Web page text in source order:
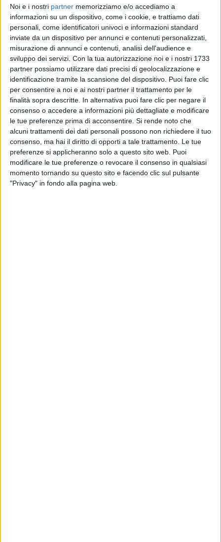
Noi e i nostri partner memorizziamo e/o accediamo a
informazioni su un dispositivo, come i cookie, e trattiamo dati
personali, come identificatori univoci e informazioni standard
inviate da un dispositivo per annunci e contenuti personalizzati,
misurazione di annunci e contenuti, analisi dell'audience e
sviluppo dei servizi. Con la tua autorizzazione noi e i nostri 1733
partner possiamo utilizzare dati precisi di geolocalizzazione e
identificazione tramite la scansione del dispositivo. Puoi fare clic
per consentire a noi e ai nostri partner il trattamento per le
finalità sopra descritte. In alternativa puoi fare clic per negare il
consenso o accedere a informazioni più dettagliate e modificare
le tue preferenze prima di acconsentire. Si rende noto che
alcuni trattamenti dei dati personali possono non richiedere il tuo
consenso, ma hai il diritto di opporti a tale trattamento. Le tue
preferenze si applicheranno solo a questo sito web. Puoi
modificare le tue preferenze o revocare il consenso in qualsiasi
momento tornando su questo sito e facendo clic sul pulsante
"Privacy" in fondo alla pagina web.
buoni”.
Visualizza questo post su Instagram